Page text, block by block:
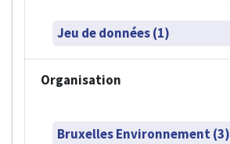
Jeu de données (1)
Organisation
Bruxelles Environnement (3)